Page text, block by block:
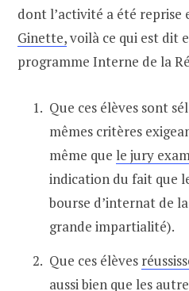
dont l’activité a été reprise
Ginette,voilà ce qui est dit
programme Interne de la
Que ces élèves sont
mêmes critères
même que le jury
indication du fait que
bourse d’internat de
grande impartialité).
Que ces élèves
aussi bien que les